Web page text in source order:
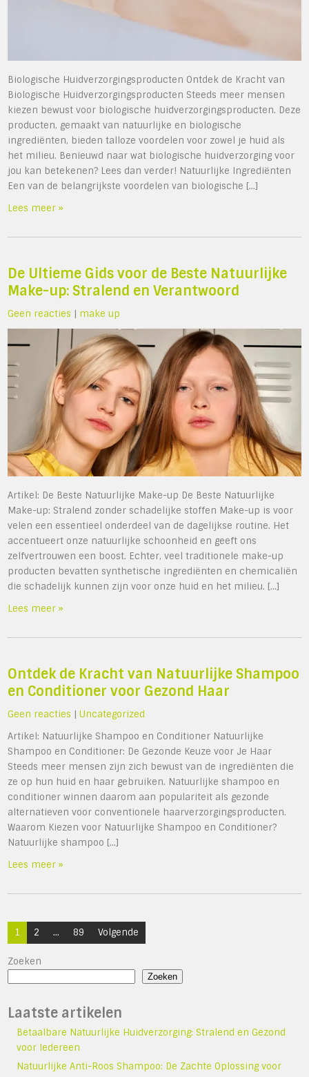
Biologische Huidverzorgingsproducten Ontdek de Kracht van
Biologische Huidverzorgingsproducten Steeds meer mensen
kiezen bewust voor biologische huidverzorgingsproducten. Deze
producten, gemaakt van natuurlijke en biologische
ingrediënten, bieden talloze voordelen voor zowel je huid als
het milieu. Benieuwd naar wat biologische huidverzorging voor
jou kan betekenen? Lees dan verder! Natuurlijke Ingrediënten
Een van de belangrijkste voordelen van biologische […]
Lees meer »
De Ultieme Gids voor de Beste Natuurlijke
Make-up: Stralend en Verantwoord
Geen reacties | make up
Artikel: De Beste Natuurlijke Make-up De Beste Natuurlijke
Make-up: Stralend zonder schadelijke stoffen Make-up is voor
velen een essentieel onderdeel van de dagelijkse routine. Het
accentueert onze natuurlijke schoonheid en geeft ons
zelfvertrouwen een boost. Echter, veel traditionele make-up
producten bevatten synthetische ingrediënten en chemicaliën
die schadelijk kunnen zijn voor onze huid en het milieu. […]
Lees meer »
Ontdek de Kracht van Natuurlijke Shampoo
en Conditioner voor Gezond Haar
Geen reacties |Uncategorized
Artikel: Natuurlijke Shampoo en Conditioner Natuurlijke
Shampoo en Conditioner: De Gezonde Keuze voor Je Haar
Steeds meer mensen zijn zich bewust van de ingrediënten die
ze op hun huid en haar gebruiken. Natuurlijke shampoo en
conditioner winnen daarom aan populariteit als gezonde
alternatieven voor conventionele haarverzorgingsproducten.
Waarom Kiezen voor Natuurlijke Shampoo en Conditioner?
Natuurlijke shampoo […]
Lees meer »
Berichten
paginering
1 2 … 89 Volgende
Zoeken
Zoeken
Laatste artikelen
Betaalbare Natuurlijke Huidverzorging: Stralend en Gezond
voor Iedereen
Natuurlijke Anti-Roos Shampoo: De Zachte Oplossing voor